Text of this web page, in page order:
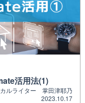
活用法(1)
ルライター 掌田津耶乃
2023.10.17